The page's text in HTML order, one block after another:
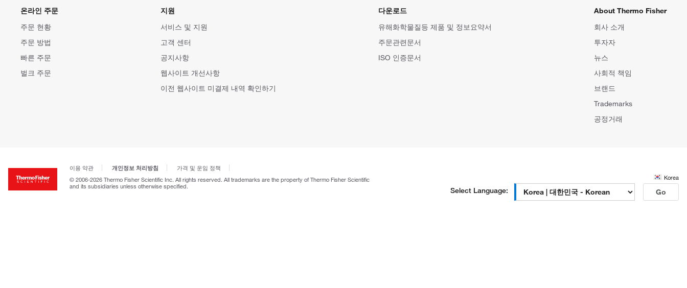
온라인 주문
주문 현황
주문 방법
빠른 주문
벌크 주문
지원
서비스 및 지원
고객 센터
공지사항
웹사이트 개선사항
이전 웹사이트 미결제 내역 확인하기
다운로드
유해화학물질등 제품 및 정보요약서
주문관련문서
ISO 인증문서
About Thermo Fisher
회사 소개
투자자
뉴스
사회적 책임
브랜드
Trademarks
공정거래
이용 약관 개인정보 처리방침
가격 및 운임 정책
© 2006-2026 Thermo Fisher Scientific Inc. All rights reserved. All trademarks are the property of Thermo Fisher Scientific
and its subsidiaries unless otherwise specified.
Korea
Select Language: Go